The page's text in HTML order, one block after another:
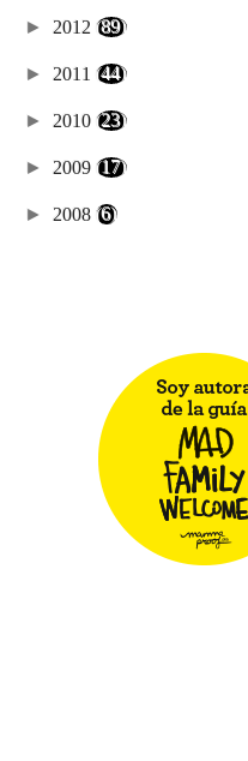
► 2012 (89)
► 2011 (44)
► 2010 (23)
► 2009 (17)
► 2008 (6)